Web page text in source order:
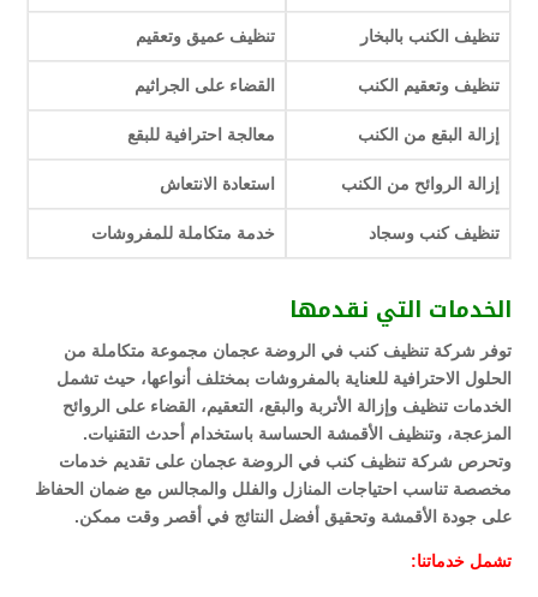
تنظيف الكنب بالبخار تنظيف عميق وتعقيم
تنظيف وتعقيم الكنب القضاء على الجراثيم
إزالة البقع من الكنب معالجة احترافية للبقع
إزالة الروائح من الكنب استعادة الانتعاش
تنظيف كنب وسجاد خدمة متكاملة للمفروشات
الخدمات التي نقدمها
توفر شركة تنظيف كنب في الروضة عجمان مجموعة متكاملة من
الحلول الاحترافية للعناية بالمفروشات بمختلف أنواعها، حيث تشمل
الخدمات تنظيف وإزالة الأتربة والبقع، التعقيم، القضاء على الروائح
المزعجة، وتنظيف الأقمشة الحساسة باستخدام أحدث التقنيات.
وتحرص شركة تنظيف كنب في الروضة عجمان على تقديم خدمات
مخصصة تناسب احتياجات المنازل والفلل والمجالس مع ضمان الحفاظ
على جودة الأقمشة وتحقيق أفضل النتائج في أقصر وقت ممكن.
تشمل خدماتنا: